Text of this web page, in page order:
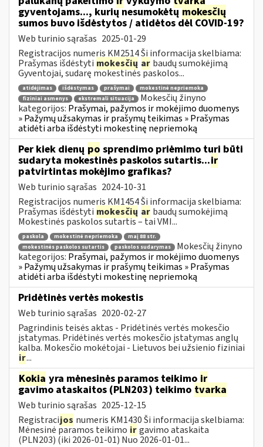
gyventojams..., kurių nesumokėtųmokesčių
sumos buvo išdėstytos / atidėtos dėl COVID-19?
Web turinio sąrašas 2025-01-29
Registracijos numeris KM2514 Ši informacija skelbiama:
Prašymas išdėstyti mokesčių ar baudų sumokėjimą
Gyventojai, sudarę mokestinės paskolos...
atidėjimas išdėstymas prašymai
mokestinė nepriemoka
fiziniai asmenys
ekstremali situacija
Mokesčių žinyno
kategorijos: Prašymai, pažymos ir mokėjimo duomenys
» Pažymų užsakymas ir prašymų teikimas » Prašymas
atidėti arba išdėstyti mokestinę nepriemoką
Per kiek dienų po sprendimo priėmimo turi būti
sudaryta mokestinės paskolos sutartis...ir
patvirtintas mokėjimo grafikas?
Web turinio sąrašas 2024-10-31
Registracijos numeris KM1454 Ši informacija skelbiama:
Prašymas išdėstyti mokesčių ar baudų sumokėjimą
Mokestinės paskolos sutartis – tai VMI...
paskola mokestinė nepriemoka
maį 88 str.
mokestinės paskolos sutartis
paskolos sudarymas
Mokesčių žinyno
kategorijos: Prašymai, pažymos ir mokėjimo duomenys
» Pažymų užsakymas ir prašymų teikimas » Prašymas
atidėti arba išdėstyti mokestinę nepriemoką
Pridėtinės vertės mokestis
Web turinio sąrašas 2020-02-27
Pagrindinis teisės aktas - Pridėtinės vertės mokesčio
įstatymas. Pridėtinės vertės mokesčio įstatymas anglų
kalba. Mokesčio mokėtojai - Lietuvos bei užsienio fiziniai
ir...
Kokia yra mėnesinės paramos teikimo ir
gavimo ataskaitos (PLN203) teikimo tvarka
Web turinio sąrašas 2025-12-15
Registracijos numeris KM1430 Ši informacija skelbiama:
Mėnesinė paramos teikimo irgavimo ataskaita
(PLN203) (iki 2026-01-01) Nuo 2026-01-01...